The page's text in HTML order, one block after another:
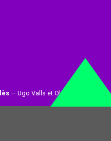
— Ugo Valls et Olivier Loynet